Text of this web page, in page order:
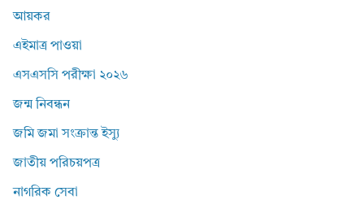
আয়কর
এইমাত্র পাওয়া
এসএসসি পরীক্ষা ২০২৬
জন্ম নিবন্ধন
জমি জমা সংক্রান্ত ইস্যু
জাতীয় পরিচয়পত্র
নাগরিক সেবা